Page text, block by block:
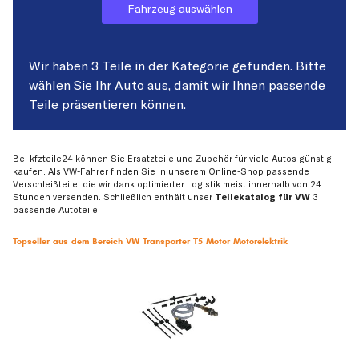
Fahrzeug auswählen
Wir haben 3 Teile in der Kategorie gefunden. Bitte
wählen Sie Ihr Auto aus, damit wir Ihnen passende
Teile präsentieren können.
Bei kfzteile24 können Sie Ersatzteile und Zubehör für viele Autos günstig
kaufen. Als VW-Fahrer finden Sie in unserem Online-Shop passende
Verschleißteile, die wir dank optimierter Logistik meist innerhalb von 24
Stunden versenden. Schließlich enthält unser Teilekatalog für VW 3
passende Autoteile.
Topseller aus dem Bereich VW Transporter T5 Motor Motorelektrik